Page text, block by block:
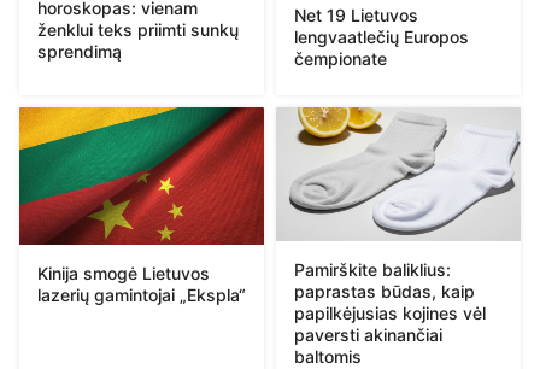
horoskopas: vienam
ženklui teks priimti sunkų
sprendimą
Net 19 Lietuvos
lengvaatlečių Europos
čempionate
Kinija smogė Lietuvos
lazerių gamintojai „Ekspla“
Pamirškite baliklius:
paprastas būdas, kaip
papilkėjusias kojines vėl
paversti akinančiai
baltomis